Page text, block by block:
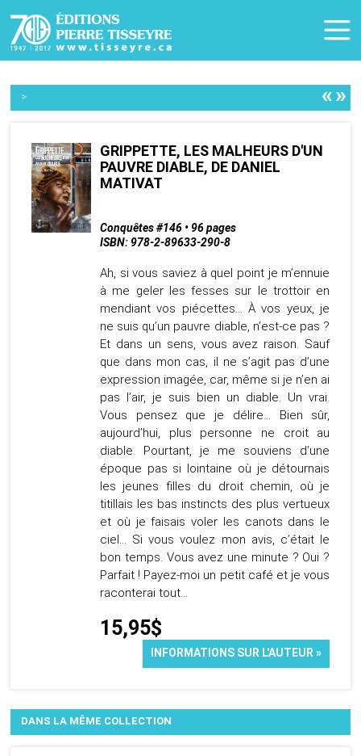
> «»
GRIPPETTE, LES MALHEURS D'UN
PAUVRE DIABLE, DE DANIEL
MATIVAT
Conquêtes #146 • 96 pages
ISBN: 978-2-89633-290-8
Ah, si vous saviez à quel point je m’ennuie
à me geler les fesses sur le trottoir en
mendiant vos piécettes... À vos yeux, je
ne suis qu’un pauvre diable, n’est-ce pas ?
Et dans un sens, vous avez raison. Sauf
que dans mon cas, il ne s’agit pas d’une
expression imagée, car, même si je n’en ai
pas l’air, je suis bien un diable. Un vrai.
Vous pensez que je délire… Bien sûr,
aujourd’hui, plus personne ne croit au
diable. Pourtant, je me souviens d’une
époque pas si lointaine où je détournais
les jeunes filles du droit chemin, où je
titillais les bas instincts des plus vertueux
et où je faisais voler les canots dans le
ciel… Si vous voulez mon avis, c’était le
bon temps. Vous avez une minute ? Oui ?
Parfait ! Payez-moi un petit café et je vous
raconterai tout…
15,95$
INFORMATIONS SUR L'AUTEUR »
DANS LA MÊME COLLECTION